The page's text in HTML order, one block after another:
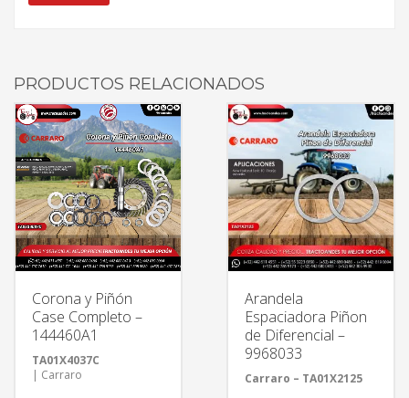
PRODUCTOS RELACIONADOS
Corona y Piñón
Case Completo –
144460A1
TA01X4037C
| Carraro
Arandela
Espaciadora Piñon
de Diferencial –
9968033
Carraro – TA01X2125